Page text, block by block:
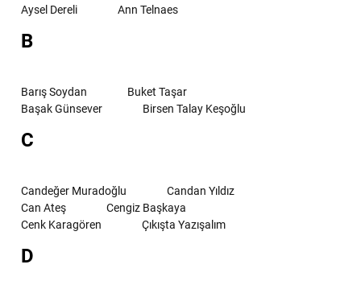
Aysel Dereli Ann Telnaes
B
Barış Soydan
Buket Taşar
Başak Günsever
Birsen Talay Keşoğlu
C
Candeğer Muradoğlu
Candan Yıldız
Can Ateş
Cengiz Başkaya
Cenk Karagören
Çıkışta Yazışalım
D